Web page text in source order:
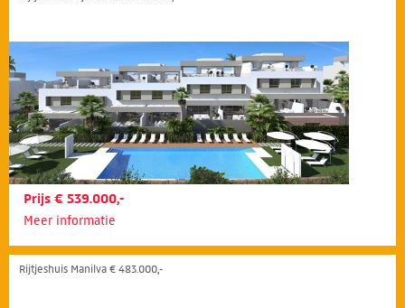
Prijs € 539.000,-
Meer informatie
Rijtjeshuis Manilva € 483.000,-